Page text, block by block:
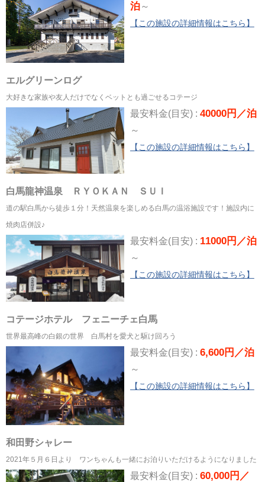
泊～
【この施設の詳細情報はこちら】
エルグリーンログ
大好きな家族や友人だけでなくベットとも過ごせるコテージ
最安料金(目安) : 40000円／泊
～
【この施設の詳細情報はこちら】
白馬龍神温泉 ＲＹＯＫＡＮ ＳＵＩ
道の駅白馬から徒歩１分！天然温泉を楽しめる白馬の温浴施設です！施設内に
焼肉店併設♪
最安料金(目安) : 11000円／泊
～
【この施設の詳細情報はこちら】
コテージホテル フェニーチェ白馬
世界最高峰の白銀の世界 白馬村を愛犬と駆け回ろう
最安料金(目安) : 6,600円／泊
～
【この施設の詳細情報はこちら】
和田野シャレー
2021年５月６日より ワンちゃんも一緒にお泊りいただけるようになりました
最安料金(目安) : 60,000円／